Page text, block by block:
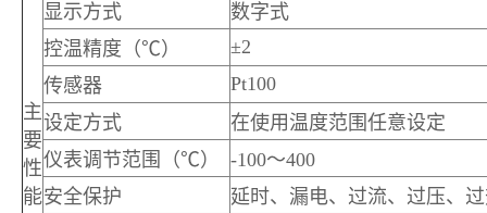
主
要
性
能
显示方式
数字式
控温精度（℃）
±2
传感器
Pt100
设定方式
在使用温度范围任意设定
仪表调节范围（℃）
-100～400
安全保护
延时、漏电、过流、过压、